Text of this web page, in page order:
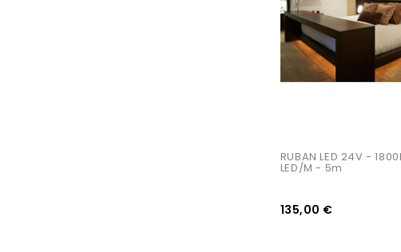
RUBAN LED 24V -
LED/m - 5m
135,00 €